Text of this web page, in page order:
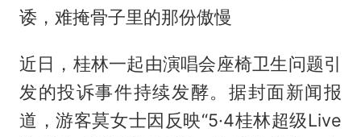
诿，难掩骨子里的那份傲慢
近日，桂林一起由演唱会座椅卫生问题引
发的投诉事件持续发酵。据封面新闻报
道，游客莫女士因反映“5·4桂林超级Live